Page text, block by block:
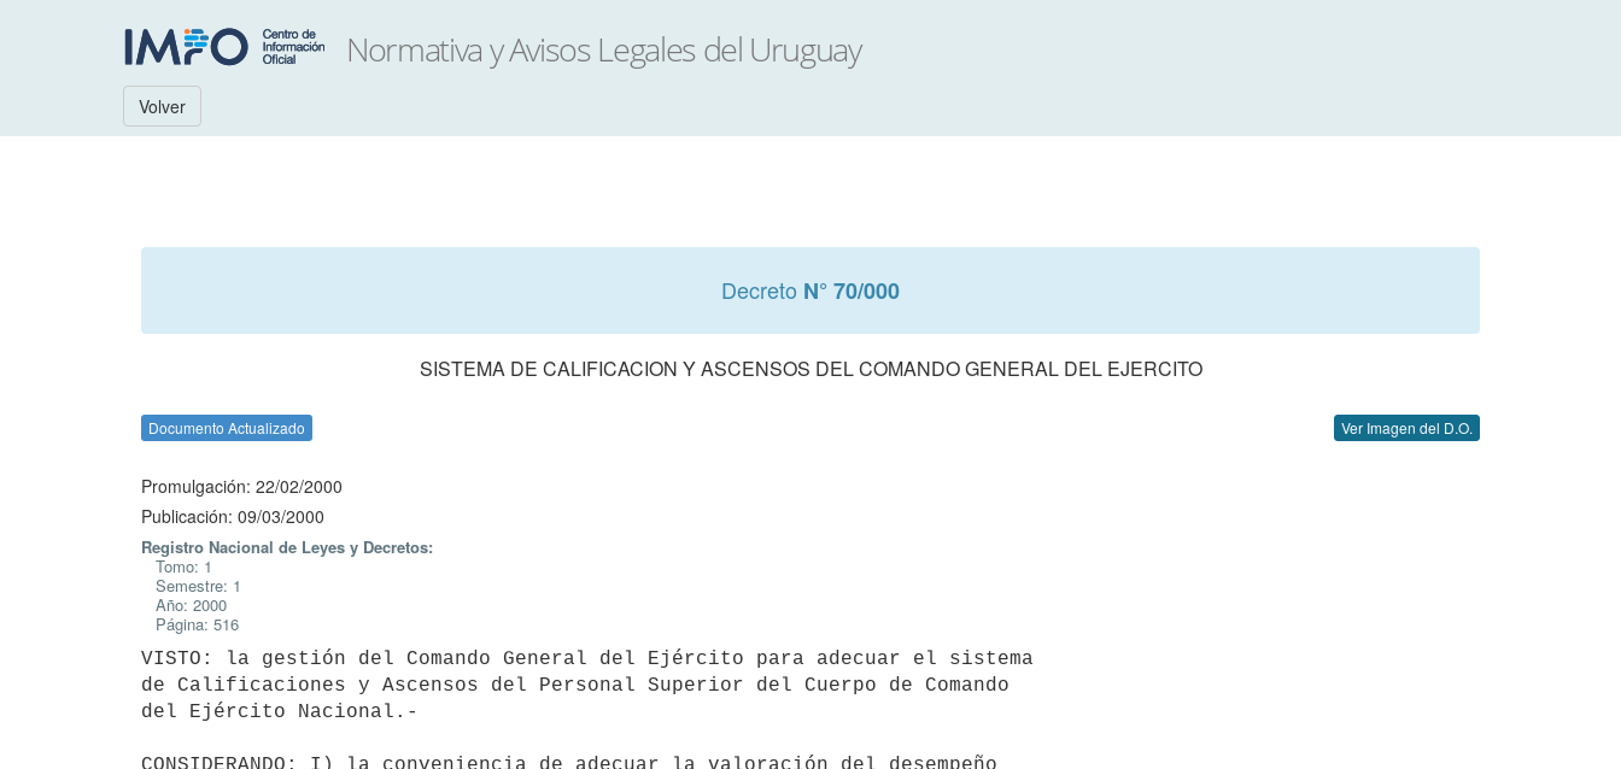
Volver
Decreto N° 70/000
SISTEMA DE CALIFICACION Y ASCENSOS DEL COMANDO GENERAL DEL EJERCITO
Documento Actualizado Ver Imagen del D.O.
Promulgación: 22/02/2000
Publicación: 09/03/2000
Registro Nacional de Leyes y Decretos:
Tomo: 1
Semestre: 1
Año: 2000
Página: 516
VISTO: la gestión del Comando General del Ejército para adecuar el sistema
de Calificaciones y Ascensos del Personal Superior del Cuerpo de Comando
del Ejército Nacional.-